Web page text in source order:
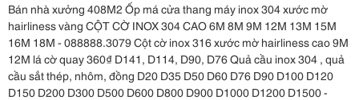
Bán nhà xưởng 408M2 Ốp má cửa thang máy inox 304 xước mờ
hairliness vàng CỘT CỜ INOX 304 CAO 6M 8M 9M 12M 13M 15M
16M 18M - 088888.3079 Cột cờ inox 316 xước mờ hairliness cao 9M
12M lá cờ quay 360₫ D141, D114, D90, D76 Quả cầu inox 304 , quả
cầu sắt thép, nhôm, đồng D20 D35 D50 D60 D76 D90 D100 D120
D150 D200 D300 D500 D600 D800 D900 D1000 D1200 D1500 -